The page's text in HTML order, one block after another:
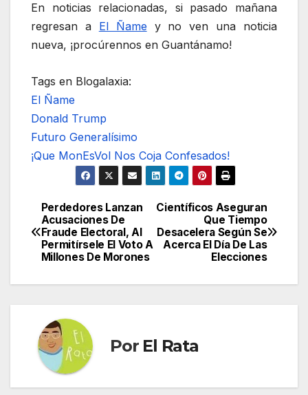
En noticias relacionadas, si pasado mañana
regresan a El Ñame y no ven una noticia
nueva, ¡procúrennos en Guantánamo!
Tags en Blogalaxia:
El Ñame
Donald Trump
Futuro Generalísimo
¡Que MonEsVol Nos Coja Confesados!
Navegación
de
Científicos Aseguran
Que Tiempo
Desacelera Según Se
Acerca El Día De Las
Elecciones
Perdedores Lanzan
Acusaciones De
Fraude Electoral, Al
Permitírsele El Voto A
Millones De Morones
Por El Rata